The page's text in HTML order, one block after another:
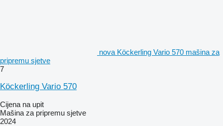
nova Köckerling Vario 570 mašina za
pripremu sjetve
7
Köckerling Vario 570
Cijena na upit
Mašina za pripremu sjetve
2024